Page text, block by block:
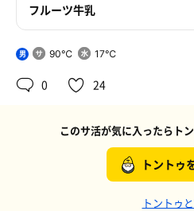
フルーツ牛乳
男 90℃ 17℃
0 24
このサ活が気に入ったらト
トントゥ
トントゥ